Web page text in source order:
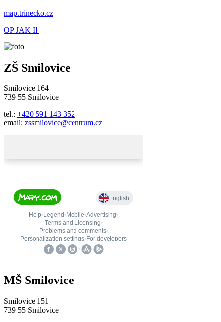
map.trinecko.cz
OP JAK II
ZŠ Smilovice
Smilovice 164
739 55 Smilovice
tel.: +420 591 143 352
email: zssmilovice@centrum.cz
MŠ Smilovice
Smilovice 151
739 55 Smilovice